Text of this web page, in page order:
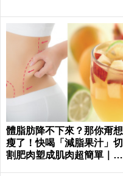
體脂肪降不下來？那你甭想
瘦了！快喝「減脂果汁」切
割肥肉塑成肌肉超簡單｜每